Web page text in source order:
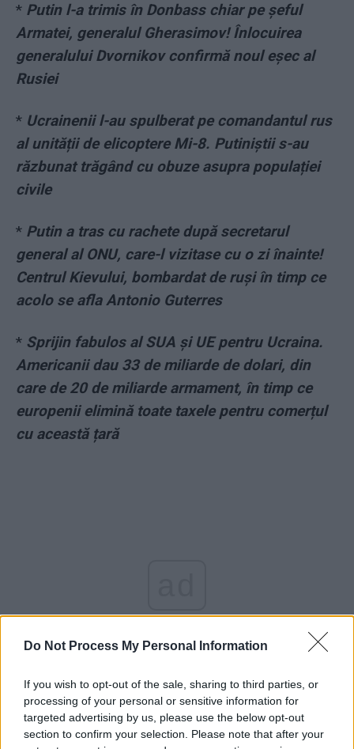
Do Not Process My Personal Information
If you wish to opt-out of the sale, sharing to third parties, or
processing of your personal or sensitive information for
targeted advertising by us, please use the below opt-out
section to confirm your selection. Please note that after your
* Putin l-a trimis în Donbass chiar pe șeful
Armatei, generalul Gherasimov! Înlocuirea
generalului Dvornikov confirmă noul eșec al
Rusiei
* Ucrainenii l-au spulberat pe comandantul rus
al unității de elicoptere Mi-8. Putiniștii s-au
răzbunat trăgând cu obuze asupra populației
civile
* Putin a tras cu rachete după secretarul
general al ONU, care-l vizitase cu o zi înainte!
Centrul Kievului, bombardat de ruși în timp ce
acolo se afla Antonio Guterres
* Sprijin fabulos al SUA și UE pentru Ucraina.
Americanii dau 33 de miliarde de dolari, din
care de 20 de miliarde armament, în timp ce
europenii elimină toate taxele pentru comerțul
cu această țară
*Atentatele din Transnistria, opera spionilor